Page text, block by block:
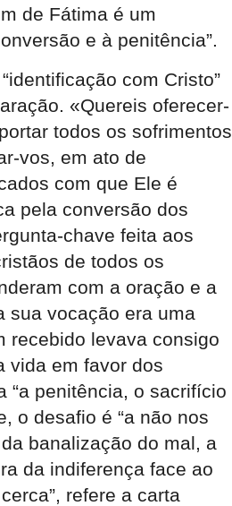
de Fátima é um
e à penitência”.
com Cristo”
«Quereis oferecer-
todos os sofrimentos
vos, em ato de
com que Ele é
pela conversão dos
chave feita aos
de todos os
com a oração e a
sua vocação era uma
recebido levava consigo
vida em favor dos
“a penitência, o sacrifício
o desafio é “a não nos
banalização do mal, a
da indiferença face ao
refere a carta